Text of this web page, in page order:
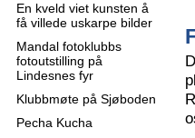
En kveld viet kunsten å
få villede uskarpe bilder
Mandal fotoklubbs
fotoutstilling på
Lindesnes fyr
Klubbmøte på Sjøboden
Pecha Kucha